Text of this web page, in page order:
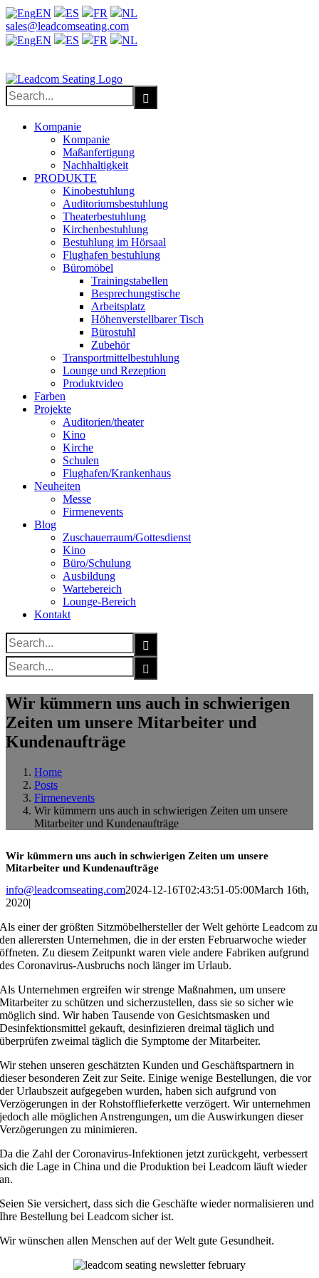
EN ES FR
NL
Facebook
X
LinkedIn
YouTube
sales@leadcomseating.com
EN
ES FR NL
Search
for:
Kompanie
Kompanie
Maßanfertigung
Nachhaltigkeit
PRODUKTE
Kinobestuhlung
Auditoriumsbestuhlung
Theaterbestuhlung
Kirchenbestuhlung
Bestuhlung im Hörsaal
Flughafen bestuhlung
Büromöbel
Trainingstabellen
Besprechungstische
Arbeitsplatz
Höhenverstellbarer Tisch
Bürostuhl
Zubehör
Transportmittelbestuhlung
Lounge und Rezeption
Produktvideo
Farben
Projekte
Auditorien/theater
Kino
Kirche
Schulen
Flughafen/Krankenhaus
Neuheiten
Messe
Firmenevents
Blog
Zuschauerraum/Gottesdienst
Kino
Büro/Schulung
Ausbildung
Wartebereich
Lounge-Bereich
Kontakt
Search
for:
Search
for:
Wir kümmern uns auch in schwierigen
Zeiten um unsere Mitarbeiter und
Kundenaufträge
Home
Posts
Firmenevents
Wir kümmern uns auch in schwierigen Zeiten um unsere
Mitarbeiter und Kundenaufträge
Wir kümmern uns auch in schwierigen Zeiten um unsere
Mitarbeiter und Kundenaufträge
info@leadcomseating.com2024-12-16T02:43:51-05:00March 16th,
2020|
Als einer der größten Sitzmöbelhersteller der Welt gehörte Leadcom zu
den allerersten Unternehmen, die in der ersten Februarwoche wieder
öffneten. Zu diesem Zeitpunkt waren viele andere Fabriken aufgrund
des Coronavirus-Ausbruchs noch länger im Urlaub.
Als Unternehmen ergreifen wir strenge Maßnahmen, um unsere
Mitarbeiter zu schützen und sicherzustellen, dass sie so sicher wie
möglich sind. Wir haben Tausende von Gesichtsmasken und
Desinfektionsmittel gekauft, desinfizieren dreimal täglich und
überprüfen zweimal täglich die Symptome der Mitarbeiter.
Wir stehen unseren geschätzten Kunden und Geschäftspartnern in
dieser besonderen Zeit zur Seite. Einige wenige Bestellungen, die vor
der Urlaubszeit aufgegeben wurden, haben sich aufgrund von
Verzögerungen in der Rohstofflieferkette verzögert. Wir unternehmen
jedoch alle möglichen Anstrengungen, um die Auswirkungen dieser
Verzögerungen zu minimieren.
Da die Zahl der Coronavirus-Infektionen jetzt zurückgeht, verbessert
sich die Lage in China und die Produktion bei Leadcom läuft wieder
an.
Seien Sie versichert, dass sich die Geschäfte wieder normalisieren und
Ihre Bestellung bei Leadcom sicher ist.
Wir wünschen allen Menschen auf der Welt gute Gesundheit.